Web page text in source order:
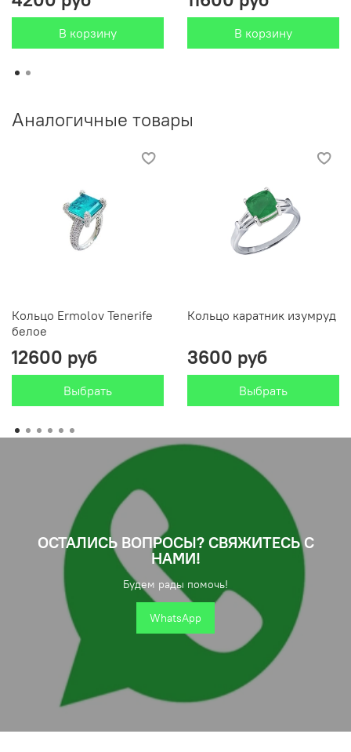
В корзину В корзину
Аналогичные товары
Кольцо Ermolov Tenerife
белое
12600 руб
Выбрать
Кольцо каратник изумруд
3600 руб
Выбрать
ОСТАЛИСЬ ВОПРОСЫ? СВЯЖИТЕСЬ С
НАМИ!
Будем рады помочь!
WhatsApp